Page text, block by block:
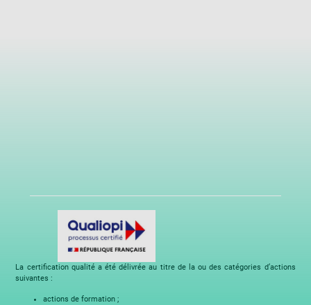
La certification qualité a été délivrée au titre de la ou des catégories d’actions
suivantes :
actions de formation ;